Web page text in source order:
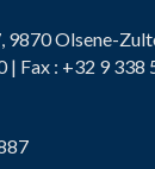
9870 Olsene-
| Fax : +32 9 338